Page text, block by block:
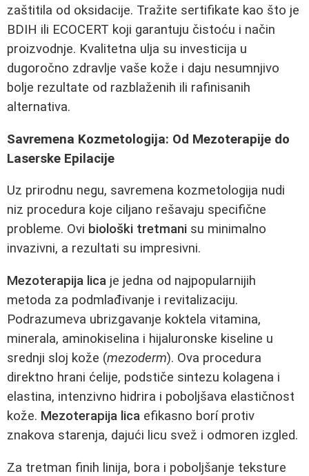
zaštitila od oksidacije. Tražite sertifikate kao što je
BDIH ili ECOCERT koji garantuju čistoću i način
proizvodnje. Kvalitetna ulja su investicija u
dugoročno zdravlje vaše kože i daju nesumnjivo
bolje rezultate od razblaženih ili rafinisanih
alternativa.
Savremena Kozmetologija: Od Mezoterapije do
Laserske Epilacije
Uz prirodnu negu, savremena kozmetologija nudi
niz procedura koje ciljano rešavaju specifične
probleme. Ovi biološki tretmani su minimalno
invazivni, a rezultati su impresivni.
Mezoterapija lica je jedna od najpopularnijih
metoda za podmlađivanje i revitalizaciju.
Podrazumeva ubrizgavanje koktela vitamina,
minerala, aminokiselina i hijaluronske kiseline u
srednji sloj kože (mezoderm). Ova procedura
direktno hrani ćelije, podstiče sintezu kolagena i
elastina, intenzivno hidrira i poboljšava elastičnost
kože. Mezoterapija lica efikasno borí protiv
znakova starenja, dajući licu svež i odmoren izgled.
Za tretman finih linija, bora i poboljšanje teksture